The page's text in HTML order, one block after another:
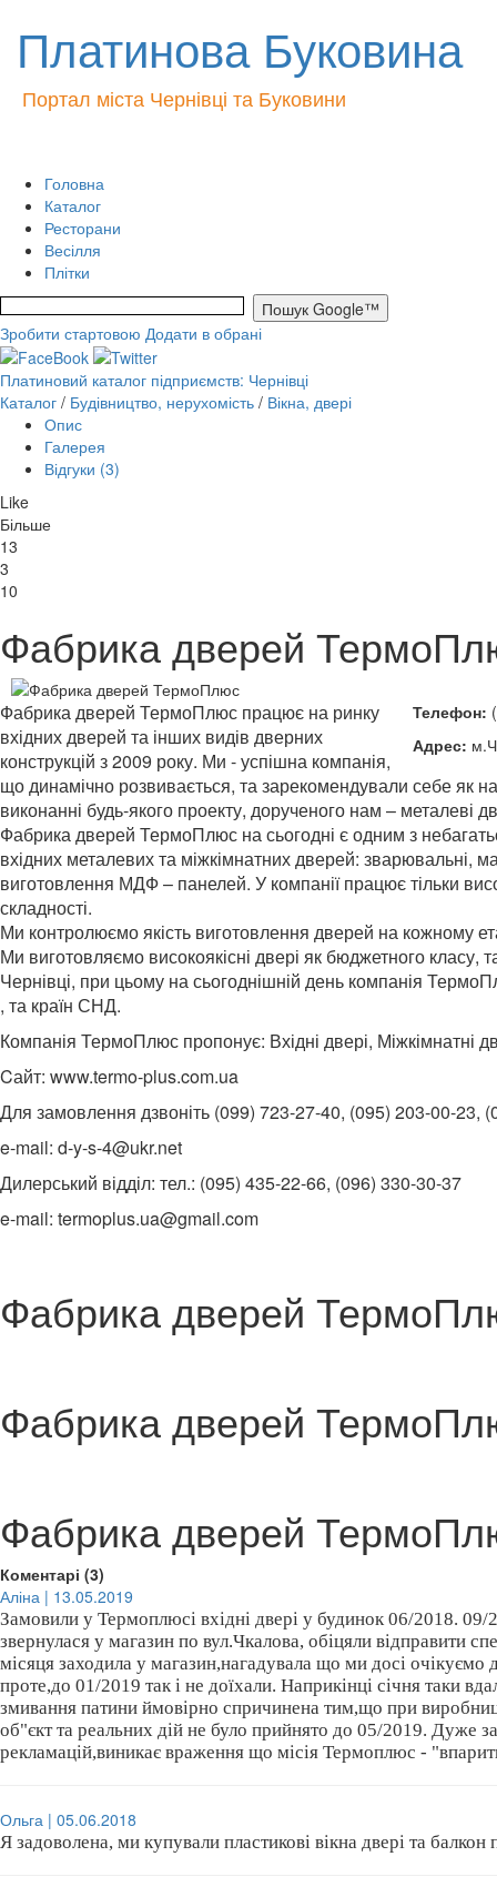
Платинова Буковина
Портал міста Чернівці та Буковини
Головна
Каталог
Ресторани
Весілля
Плітки
Зробити стартовою Додати в обрані
Платиновий каталог підприємств: Чернівці
Каталог / Будівництво, нерухомість / Вікна, двері
Опис
Галерея
Відгуки (3)
Like
Більше
13
3
10
Фабрика дверей
Телефон:
Адрес:
Фабрика дверей ТермоПлюс працює на ринку
вхідних дверей та інших видів дверних
конструкцій з 2009 року. Ми - успішна компанія,
що динамічно розвивається, та зарекомендували себе як
виконанні будь-якого проекту, дорученого нам – металеві
Фабрика дверей ТермоПлюс на сьогодні є одним з
вхідних металевих та міжкімнатних дверей: зварювальні,
виготовлення МДФ – панелей. У компанії працює тільки
складності.
Ми контролюємо якість виготовлення дверей на кожному
Ми виготовляємо високоякісні двері як бюджетного класу,
Чернівці, при цьому на сьогоднішній день компанія
, та країн СНД.
Компанія ТермоПлюс пропонує: Вхідні двері, Міжкімнатні
Cайт: www.termo-plus.com.ua
Для замовлення дзвоніть (099) 723-27-40, (095) 203-00-23,
e-mail: d-y-s-4@ukr.net
Дилерський відділ: тел.: (095) 435-22-66, (096) 330-30-37
e-mail: termoplus.ua@gmail.com
Фабрика дверей
Фабрика дверей
Фабрика дверей
Коментарі (3)
Аліна | 13.05.2019
Замовили у Термоплюсі вхідні двері у будинок 06/2018.
звернулася у магазин по вул.Чкалова, обіцяли відправити
місяця заходила у магазин,нагадувала що ми досі очікуємо
проте,до 01/2019 так і не доїхали. Наприкінці січня таки
змивання патини ймовірно спричинена тим,що при
об"єкт та реальних дій не було прийнято до 05/2019. Дуже
рекламацій,виникає враження що місія Термоплюс -
Ольга | 05.06.2018
Я задоволена, ми купували пластикові вікна двері та